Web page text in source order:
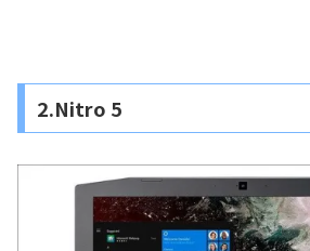
2.Nitro 5